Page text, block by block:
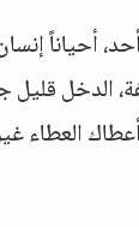
أحياناً
الدخل قليل
العطاء